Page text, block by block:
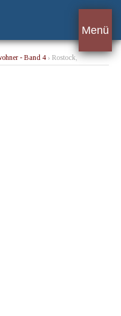
Menü
- Band 4 › Rostock,